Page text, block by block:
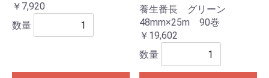
￥7,920
数量
養生番長 グリーン
48mm×25m 90巻
￥19,602
数量